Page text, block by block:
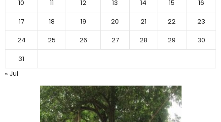
10
11 12 13 14 15
16
17
18 19 20 21 22
23
24
25 26 27 28 29
30
31
« Jul